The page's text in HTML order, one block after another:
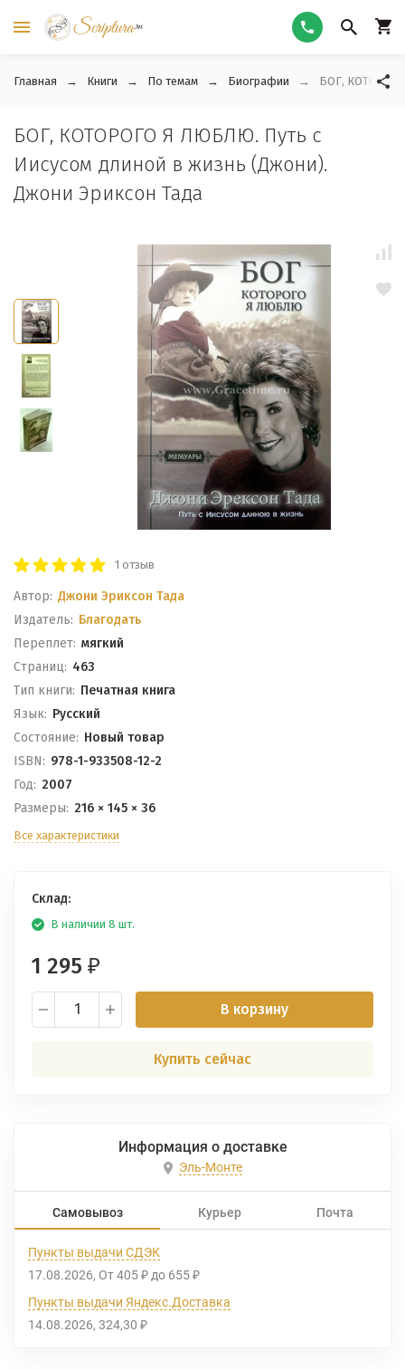
Главная Книги По темам Биографии БОГ, КОТОРОГО
БОГ, КОТОРОГО Я ЛЮБЛЮ. Путь с
Иисусом длиной в жизнь (Джони).
Джони Эриксон Тада
1 отзыв
Автор: Джони Эриксон Тада
Издатель: Благодать
Переплет: мягкий
Cтраниц: 463
Тип книги: Печатная книга
Язык: Русский
Состояние: Новый товар
ISBN: 978-1-933508-12-2
Год: 2007
Размеры: 216 × 145 × 36
Все характеристики
Склад:
В наличии 8 шт.
1 295 ₽
В корзину
Купить сейчас
Информация о доставке
Эль-Монте
Самовывоз Курьер Почта
Пункты выдачи СДЭК
17.08.2026 От 405 ₽ до 655 ₽
Пункты выдачи Яндекс.Доставка
14.08.2026 324,30 ₽